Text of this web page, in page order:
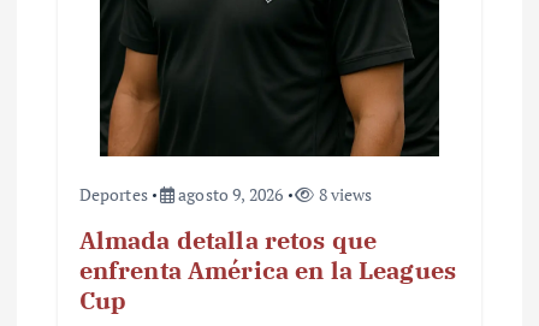
Deportes agosto 9, 2026 8 views
Almada detalla retos que
enfrenta América en la Leagues
Cup